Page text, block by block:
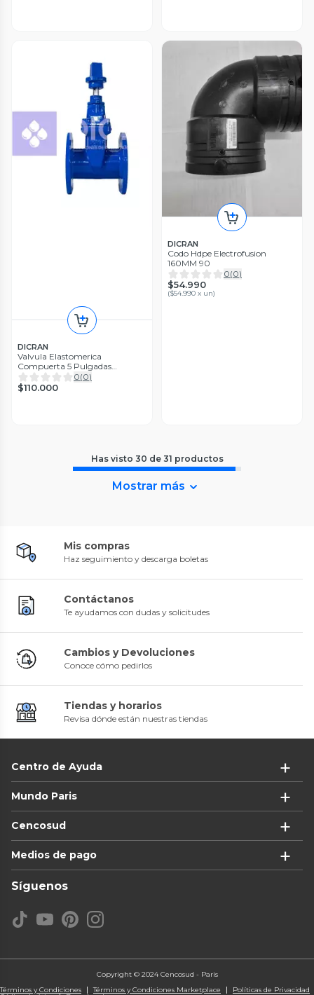
DICRAN
Valvula Elastomerica
Compuerta 5 Pulgadas
(125mm)
0(0)
$110.000
DICRAN
Codo Hdpe Electrofusion
160MM 90
0(0)
$54.990
($54.990 x un)
Has visto 30 de 31 productos
Mostrar más
Mis compras
Haz seguimiento y descarga boletas
Contáctanos
Te ayudamos con dudas y solicitudes
Cambios y Devoluciones
Conoce cómo pedirlos
Tiendas y horarios
Revisa dónde están nuestras tiendas
Centro de Ayuda
Mundo Paris
Cencosud
Medios de pago
Síguenos
Copyright © 2024 Cencosud - Paris
Términos y Condiciones
Términos y Condiciones Marketplace Políticas de Privacidad